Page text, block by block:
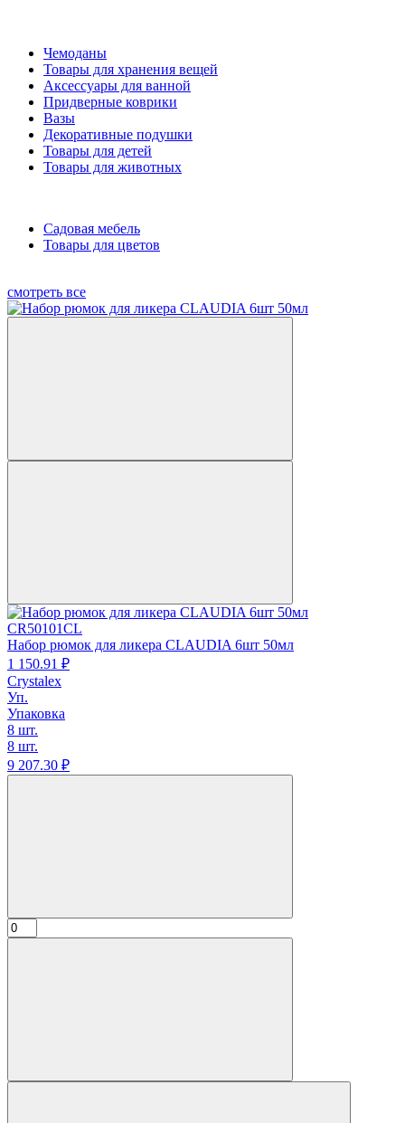
Чемоданы
Товары для хранения вещей
Аксессуары для ванной
Придверные коврики
Вазы
Декоративные подушки
Товары для детей
Товары для животных
Садовая мебель
Товары для цветов
смотреть все
CR50101CL
Набор рюмок для ликера CLAUDIA 6шт 50мл
1 150.91 ₽
Crystalex
Уп.
Упаковка
8 шт.
8 шт.
9 207.30 ₽